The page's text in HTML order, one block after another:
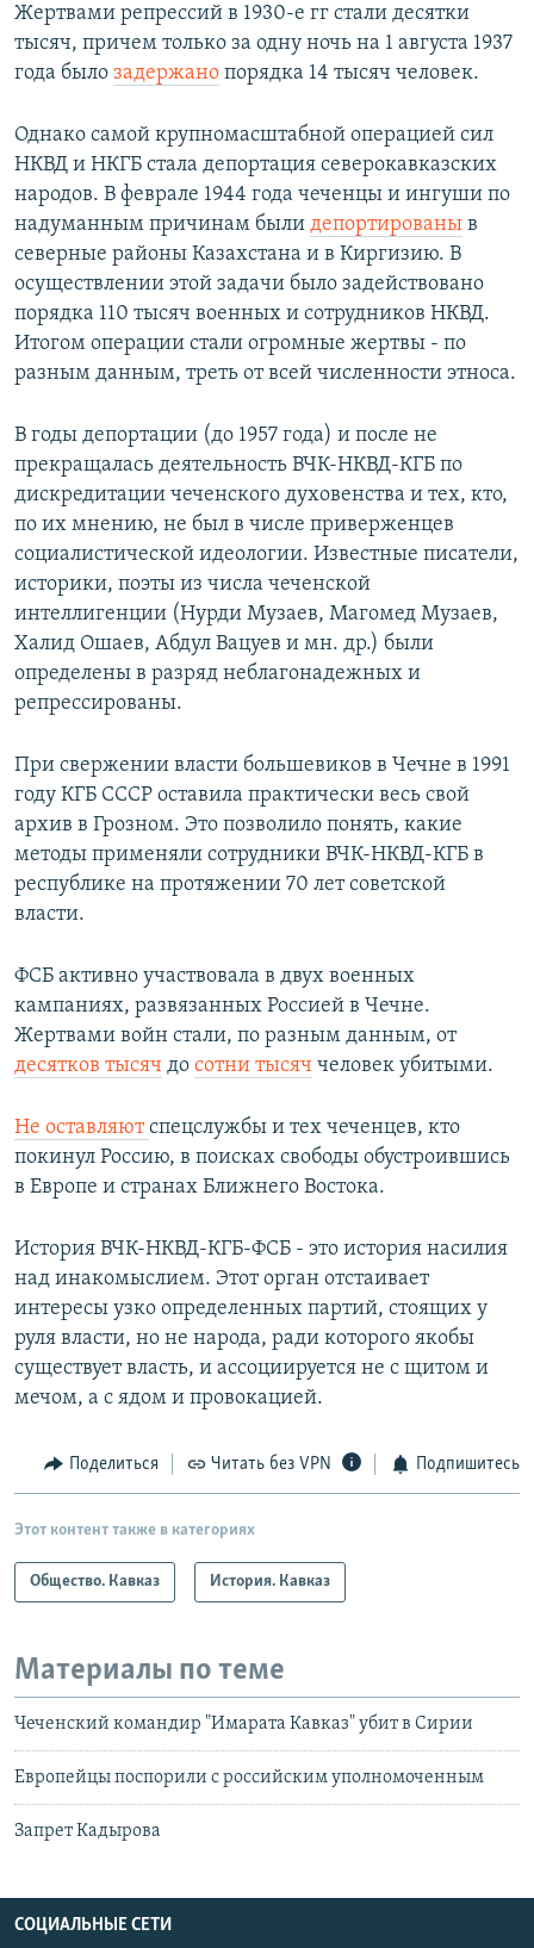
Жертвами репрессий в 1930-е гг стали десятки
тысяч, причем только за одну ночь на 1 августа 1937
года было задержано порядка 14 тысяч человек.
Однако самой крупномасштабной операцией сил
НКВД и НКГБ стала депортация северокавказских
народов. В феврале 1944 года чеченцы и ингуши по
надуманным причинам были депортированы в
северные районы Казахстана и в Киргизию. В
осуществлении этой задачи было задействовано
порядка 110 тысяч военных и сотрудников НКВД.
Итогом операции стали огромные жертвы - по
разным данным, треть от всей численности этноса.
В годы депортации (до 1957 года) и после не
прекращалась деятельность ВЧК-НКВД-КГБ по
дискредитации чеченского духовенства и тех, кто,
по их мнению, не был в числе приверженцев
социалистической идеологии. Известные писатели,
историки, поэты из числа чеченской
интеллигенции (Нурди Музаев, Магомед Музаев,
Халид Ошаев, Абдул Вацуев и мн. др.) были
определены в разряд неблагонадежных и
репрессированы.
При свержении власти большевиков в Чечне в 1991
году КГБ СССР оставила практически весь свой
архив в Грозном. Это позволило понять, какие
методы применяли сотрудники ВЧК-НКВД-КГБ в
республике на протяжении 70 лет советской
власти.
ФСБ активно участвовала в двух военных
кампаниях, развязанных Россией в Чечне.
Жертвами войн стали, по разным данным, от
десятков тысяч до сотни тысяч человек убитыми.
Не оставляютспецслужбы и тех чеченцев, кто
покинул Россию, в поисках свободы обустроившись
в Европе и странах Ближнего Востока.
История ВЧК-НКВД-КГБ-ФСБ - это история насилия
над инакомыслием. Этот орган отстаивает
интересы узко определенных партий, стоящих у
руля власти, но не народа, ради которого якобы
существует власть, и ассоциируется не с щитом и
мечом, а с ядом и провокацией.
Поделиться Читать без VPN Подпишитесь
Этот контент также в категориях
Общество. Кавказ История. Кавказ
Материалы по теме
Чеченский командир "Имарата Кавказ" убит в Сирии
Европейцы поспорили с российским уполномоченным
Запрет Кадырова
СОЦИАЛЬНЫЕ СЕТИ